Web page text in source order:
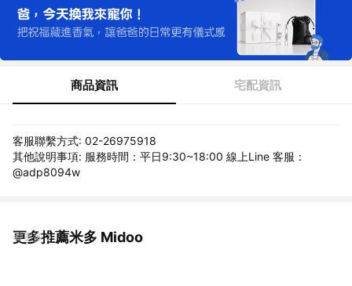
商品資訊 宅配資訊
客服聯繫方式: 02-26975918
其他說明事項: 服務時間：平日9:30~18:00 線上Line 客服：
@adp8094w
更多推薦米多 Midoo
看更多